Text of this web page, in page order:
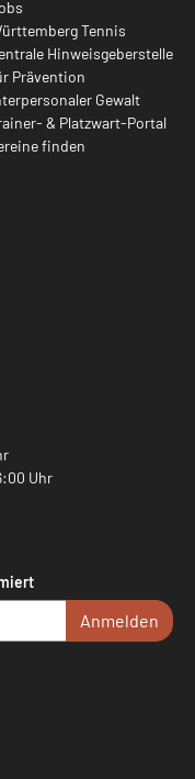
Tennis
Hinweisgeberstelle
Prävention
Gewalt
& Platzwart-Portal
finden
Uhr
Anmelden